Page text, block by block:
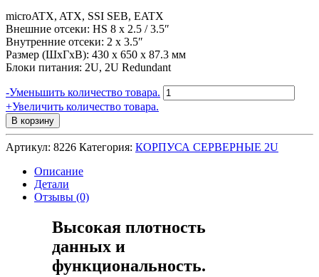
microATX, ATX, SSI SEB, EATX
Внешние отсеки: HS 8 x 2.5 / 3.5″
Внутренние отсеки: 2 x 3.5″
Размер (ШхГхВ): 430 x 650 x 87.3 мм
Блоки питания: 2U, 2U Redundant
-Уменьшить количество товара. Количество
товара
2U
NR-
12x13,
650mm),
+Увеличить количество товара.
В корзину
Артикул: 8226 Категория: КОРПУСА СЕРВЕРНЫЕ 2U
Описание
Детали
Отзывы (0)
Высокая плотность
данных и
функциональность.